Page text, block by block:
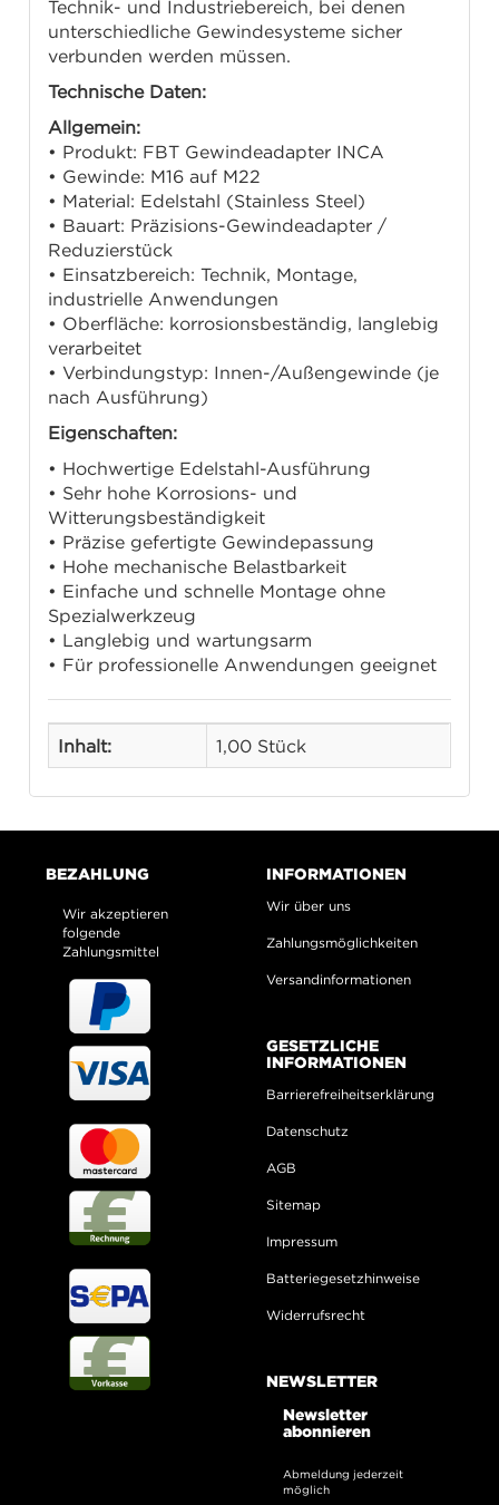
Technik- und Industriebereich, bei denen
unterschiedliche Gewindesysteme sicher
verbunden werden müssen.
Technische Daten:
Allgemein:
• Produkt: FBT Gewindeadapter INCA
• Gewinde: M16 auf M22
• Material: Edelstahl (Stainless Steel)
• Bauart: Präzisions-Gewindeadapter /
Reduzierstück
• Einsatzbereich: Technik, Montage,
industrielle Anwendungen
• Oberfläche: korrosionsbeständig, langlebig
verarbeitet
• Verbindungstyp: Innen-/Außengewinde (je
nach Ausführung)
Eigenschaften:
• Hochwertige Edelstahl-Ausführung
• Sehr hohe Korrosions- und
Witterungsbeständigkeit
• Präzise gefertigte Gewindepassung
• Hohe mechanische Belastbarkeit
• Einfache und schnelle Montage ohne
Spezialwerkzeug
• Langlebig und wartungsarm
• Für professionelle Anwendungen geeignet
Inhalt: 1,00 Stück
BEZAHLUNG
Wir akzeptieren
folgende
Zahlungsmittel
INFORMATIONEN
Wir über uns
Zahlungsmöglichkeiten
Versandinformationen
GESETZLICHE
INFORMATIONEN
Barrierefreiheitserklärung
Datenschutz
AGB
Sitemap
Impressum
Batteriegesetzhinweise
Widerrufsrecht
NEWSLETTER
Newsletter
abonnieren
Abmeldung jederzeit
möglich